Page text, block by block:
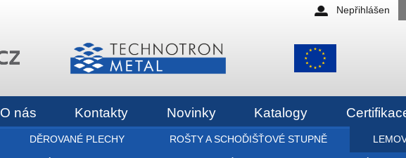
Nepřihlášen
DĚROVANÉ PLECHY ROŠTY A SCHOĎIŠŤOVÉ STUPNĚ
O nás Kontakty Novinky Katalogy